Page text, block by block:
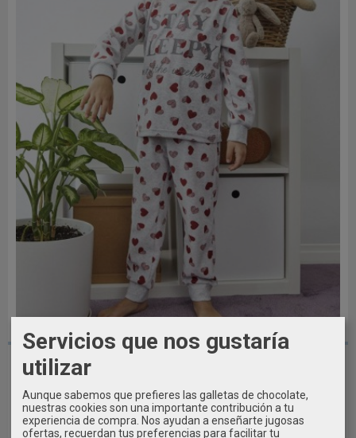
2A - 4A - 7A - 14A - 16A
Pijama niña terciopelo TOBOGAN Heart
24,99 €
Añadir a Carrito
Servicios que nos gustaría
utilizar
Aunque sabemos que prefieres las galletas de chocolate,
nuestras cookies son una importante contribución a tu
experiencia de compra. Nos ayudan a enseñarte jugosas
ofertas, recuerdan tus preferencias para facilitar tu